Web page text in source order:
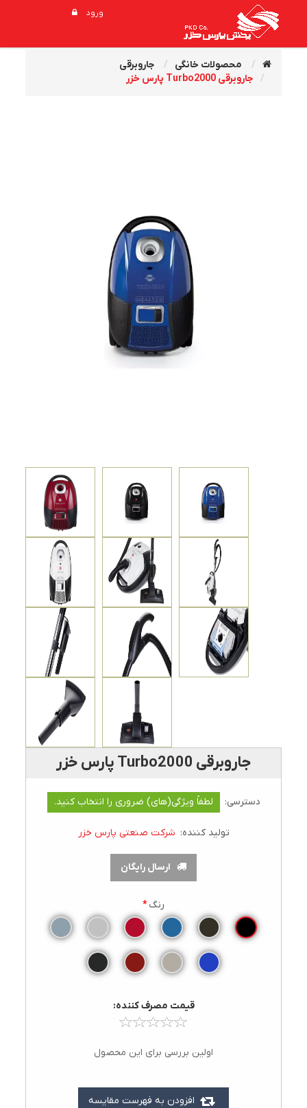
ورود
محصولات خانگی
جاروبرقی
جاروبرقی Turbo2000 پارس خزر
جاروبرقی Turbo2000 پارس خزر
دسترسی: لطفاً ویژگی(های) ضروری را انتخاب کنید.
تولید کننده: شرکت صنعتی پارس خزر
ارسال رایگان
رنگ *
قيمت مصرف کننده:
افزودن به فهرست مقایسه
اولین بررسی برای این محصول